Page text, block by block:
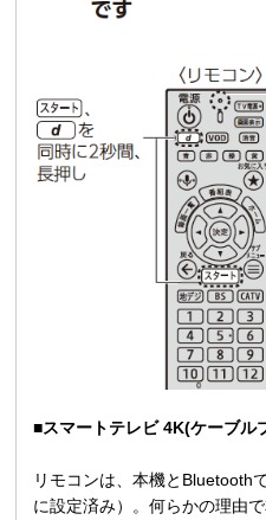
■スマートテレビ 4K(ケーブル
リモコンは、本機とBluetooth
に設定済み）。何らかの理由